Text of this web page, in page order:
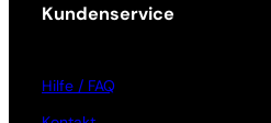
Kundenservice
Hilfe / FAQ